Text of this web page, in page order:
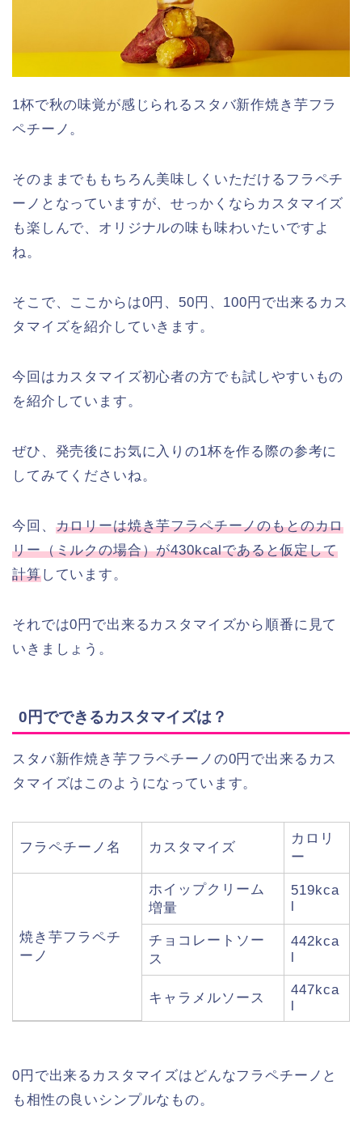
1杯で秋の味覚が感じられるスタバ新作焼き芋フラ
ペチーノ。
そのままでももちろん美味しくいただけるフラペチ
ーノとなっていますが、せっかくならカスタマイズ
も楽しんで、オリジナルの味も味わいたいですよ
ね。
そこで、ここからは0円、50円、100円で出来るカス
タマイズを紹介していきます。
今回はカスタマイズ初心者の方でも試しやすいもの
を紹介しています。
ぜひ、発売後にお気に入りの1杯を作る際の参考に
してみてくださいね。
今回、 カロリーは焼き芋フラペチーノのもとのカロ
リー（ミルクの場合）が430kcalであると仮定して
計算しています。
それでは0円で出来るカスタマイズから順番に見て
いきましょう。
0円でできるカスタマイズは？
スタバ新作焼き芋フラペチーノの0円で出来るカス
タマイズはこのようになっています。
フラペチーノ名 カスタマイズ
カロリ
ー
焼き芋フラペチ
ーノ
ホイップクリーム
増量
519kca
l
チョコレートソー
ス
442kca
l
キャラメルソース
447kca
l
0円で出来るカスタマイズはどんなフラペチーノと
も相性の良いシンプルなもの。